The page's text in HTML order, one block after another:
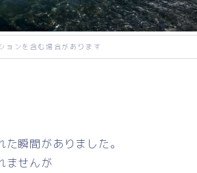
ョンを含む場合があります
た瞬間がありました。
ませんが